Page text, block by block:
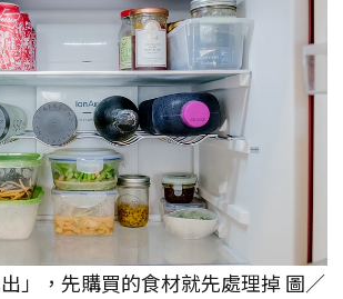
」，先購買的食材就先處理掉 圖／